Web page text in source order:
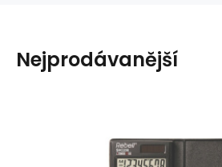
Nejprodávanější
Kalkulačka REBELL
Kód:a550580
Záruka
105
Skladem >5 ks